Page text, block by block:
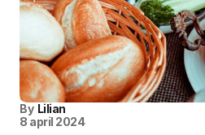
By Lilian
8 april 2024